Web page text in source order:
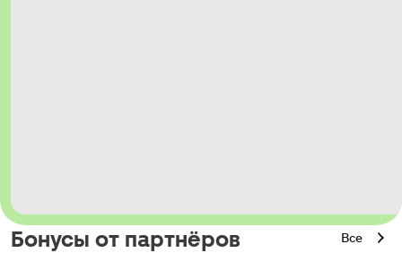
Бонусы от партнёров Все